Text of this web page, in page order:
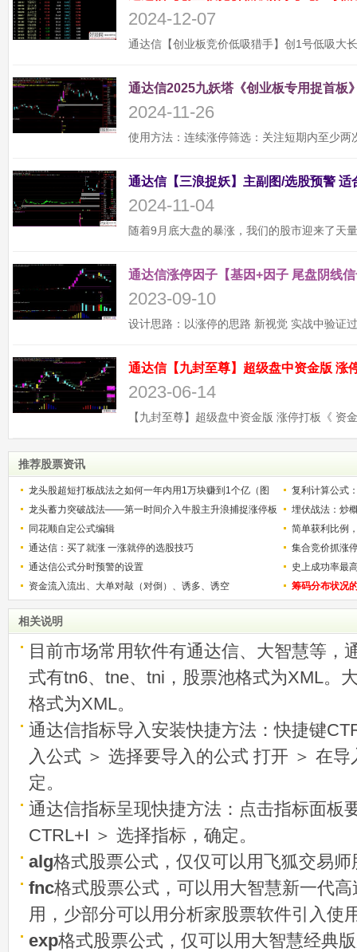
2024-12-07
通达信2025九妖塔《创业板专用捉首板
2024-11-26
2024-11-04
通达信涨停因子【基因+因子 尾盘阴线
2023-09-10
2023-06-14
推荐股票资讯
龙头股超短打板战法之如何一年内用1万块赚到1个亿（图
解）
复利计算公式
少？
龙头蓄力突破战法——第一时间介入牛股主升浪捕捉涨停板
的技巧（图解）
埋伏战法：炒
同花顺自定公式编辑
简单获利比例
用
通达信：买了就涨 一涨就停的选股技巧
集合竞价抓涨
通达信公式分时预警的设置
史上成功率最
称选股法宝！
资金流入流出、大单对敲（对倒）、诱多、诱空 筹码分布状况
相关说明
目前市场常用软件有通达信、大智慧等，
式有tn6、tne、tni，股票池格式为XML。
格式为XML。
通达信指标导入安装快捷方法：快捷键
入公式 ＞ 选择要导入的公式 打开 ＞ 在
定。
通达信指标呈现快捷方法：点击指标面板
CTRL+I ＞ 选择指标，确定。
alg格式股票公式，仅仅可以用飞狐交易
fnc格式股票公式，可以用大智慧新一代
用，少部分可以用分析家股票软件引入使
exp格式股票公式，仅可以用大智慧经典